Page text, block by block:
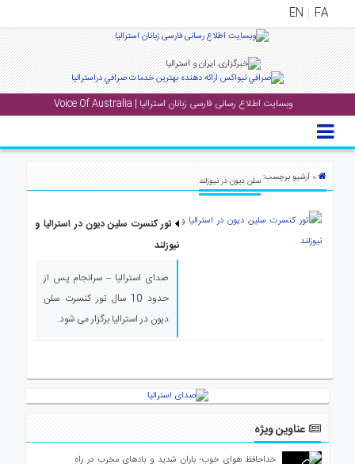
FA
EN
وبسایت اطلاع رسانی فارسی زبانان استرالیا | Voice Of Australia
منوی
اصلی
جشن
استرالیا
درباره
ارتباط
» آرشیو برچسب:سلن دیون در نیوزلند
تور کنسرت سلین دیون در استرالیا و
نیوزلند
صدای استرالیا – سرانجام پس از
حدود 10 سال تور کنسرت سلن
دیون در استرالیا برگزار می شود.
عناوین ویژه
خداحافظ هوای خوب؛ باران شدید و بادهای مخرب در راه